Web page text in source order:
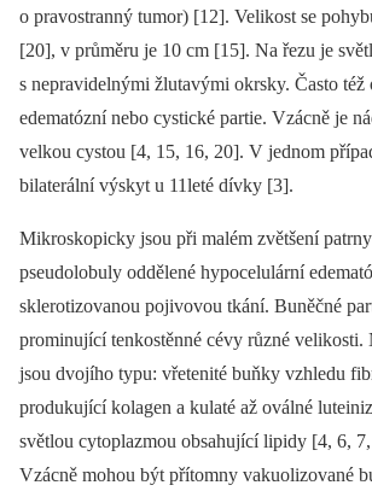
o pravostranný tumor) [12]. Velikost se
[20], v průměru je 10 cm [15]. Na řezu je
s nepravidelnými žlutavými okrsky. Často též
edematózní nebo cystické partie. Vzácně je
velkou cystou [4, 15, 16, 20]. V jednom
bilaterální výskyt u 11leté dívky [3].
Mikroskopicky jsou při malém zvětšení
pseudolobuly oddělené hypocelulární
sklerotizovanou pojivovou tkání. Buněčné
prominující tenkostěnné cévy různé velikosti.
jsou dvojího typu: vřetenité buňky vzhledu
produkující kolagen a kulaté až oválné
světlou cytoplazmou obsahující lipidy [4, 6,
Vzácně mohou být přítomny vakuolizované